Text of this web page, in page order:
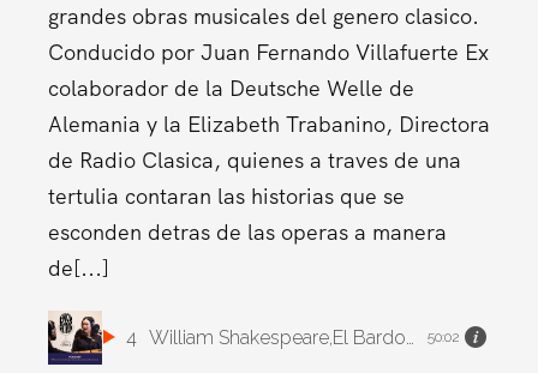
grandes obras musicales del genero clasico.
Conducido por Juan Fernando Villafuerte Ex
colaborador de la Deutsche Welle de
Alemania y la Elizabeth Trabanino, Directora
de Radio Clasica, quienes a traves de una
tertulia contaran las historias que se
esconden detras de las operas a manera
de[...]
4 50:02